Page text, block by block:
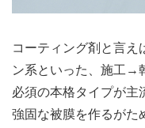
コーティング剤と言え
ン系といった、施工→
必須の本格タイプが主
強固な被膜を作るがた